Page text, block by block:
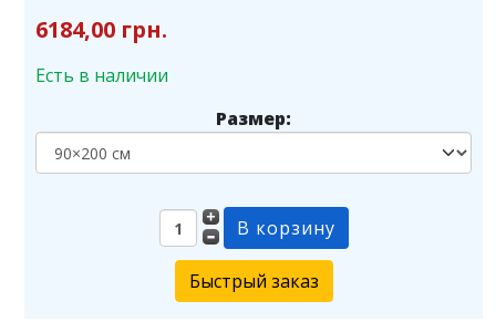
6184,00 грн.
Есть в наличии
Размер:
Быстрый заказ